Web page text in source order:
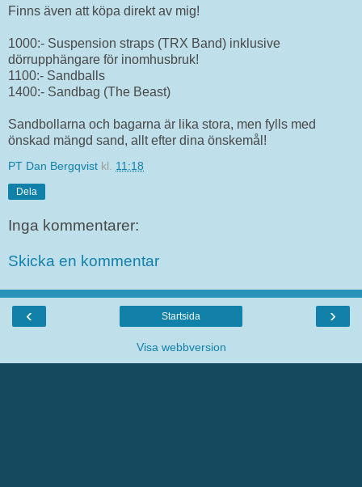
Finns även att köpa direkt av mig!
1000:- Suspension straps (TRX Band) inklusive
dörrupphängare för inomhusbruk!
1100:- Sandballs
1400:- Sandbag (The Beast)
Sandbollarna och bagarna är lika stora, men fylls med
önskad mängd sand, allt efter dina önskemål!
PT Dan Bergqvist kl. 11:18
Dela
Inga kommentarer:
Skicka en kommentar
‹ ›
Startsida
Visa webbversion